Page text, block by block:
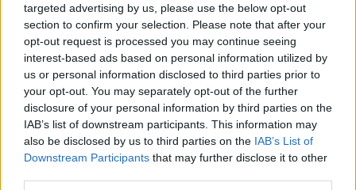
targeted advertising by us, please use the below opt-out
section to confirm your selection. Please note that after your
opt-out request is processed you may continue seeing
interest-based ads based on personal information utilized by
us or personal information disclosed to third parties prior to
your opt-out. You may separately opt-out of the further
disclosure of your personal information by third parties on the
IAB’s list of downstream participants. This information may
also be disclosed by us to third parties on the IAB’s List of
Downstream Participants that may further disclose it to other
Åbningstiderne er mandag til fredag kl. 10.00-
18.00 og lørdag samt søndag kl. 08.00-18.00.
Storvorde Genbrugsplads, der har adressen
Engvej 26, 9280 Storvorde.
Åbningstiderne er mandag til fredag kl. 12.00-
18.00 og lørdag samt søndag kl. 10.00-18.00.
20 stadeholdere fylder byparken med
blomster og haveliv